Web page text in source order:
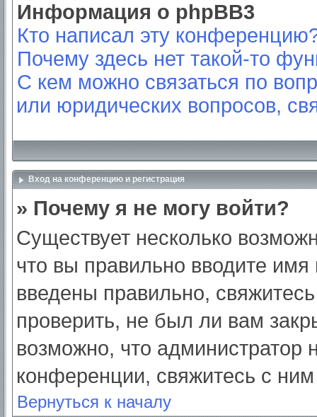
Информация о phpBB3
Кто написал эту
Почему здесь нет такой-то
С кем можно связаться по
или юридических вопросов,
Вход на конференцию и регистрация
» Почему я не могу войти?
Существует несколько
что вы правильно вводите
введены правильно,
проверить, не был ли вам
возможно, что администратор
конференции, свяжитесь с
Вернуться к началу